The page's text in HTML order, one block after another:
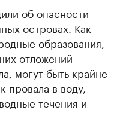
об опасности
островах. Как
образования,
отложений
могут быть крайне
провала в воду,
течения и